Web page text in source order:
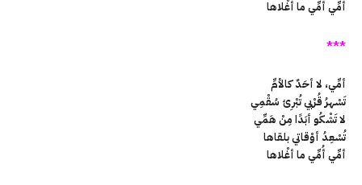
أمِّي أُمِّي ما أغْلاها
***
أمِّي، لا أحَدٌ كالأمِّ
تَسْهرُ قُرْبي تُبْرِئ سُقْمِي
لا تَشْكُو أبَدًا مِنْ هَمِّي
تُسْعِدُ أوْقاتي بلقاها
أمِّي أُمِّي ما أغْلاها